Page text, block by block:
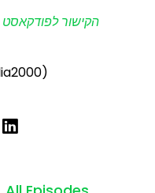
הקישור לפודקאסט